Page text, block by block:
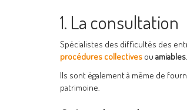
1. La consultation
Spécialistes des difficultés des
procédures collectives ou amiables.
Ils sont également à même de
patrimoine.